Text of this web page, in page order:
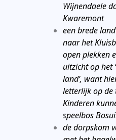
Wijnendaele
Kwaremont
een brede
naar het
open plekken
uitzicht op het
land’, want
letterlijk op de
Kinderen
speelbos
de dorpskom